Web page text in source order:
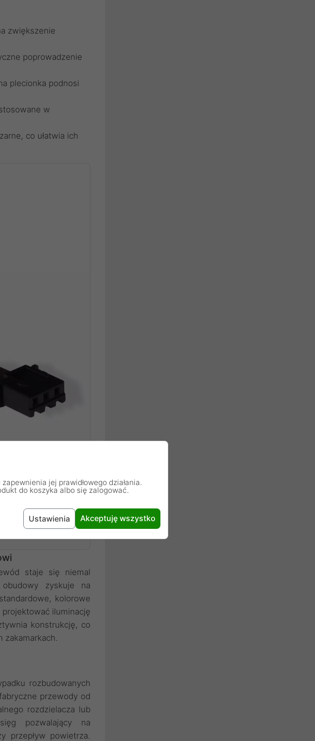
zwiększenie
poprowadzenie
plecionka podnosi
w
co ułatwia ich
staje się niemal
zyskuje na
kolorowe
iluminację
konstrukcję, co
zakamarkach.
rozbudowanych
przewody od
rozdzielacza lub
pozwalający na
przepływ powietrza.
jej prawidłowego działania.
do koszyka albo się zalogować.
Ustawienia Akceptuję wszystko